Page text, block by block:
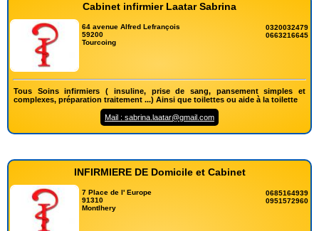
Cabinet infirmier Laatar Sabrina
64 avenue Alfred Lefrançois
59200
Tourcoing
0320032479
0663216645
Tous Soins infirmiers ( insuline, prise de sang, pansement simples et
complexes, préparation traitement ...) Ainsi que toilettes ou aide à la toilette
Mail : sabrina.laatar@gmail.com
INFIRMIERE DE Domicile et Cabinet
7 Place de l' Europe
91310
Montlhery
0685164939
0951572960